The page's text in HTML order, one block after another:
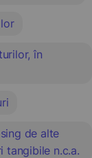
în
de alte
tangibile n.c.a.